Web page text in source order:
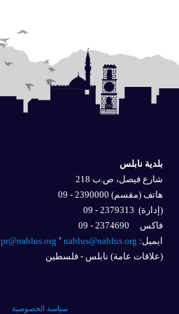
بلدية نابلس
شارع فيصل، ص.ب 218
هاتف (مقسم) 2390000 - 09
(إدارة)2379313 - 09
فاكس 2374690 - 09
ايميل: nablus@nablus.org٬
pr@nablus.org
(علاقات عامة) نابلس - فلسطين
سياسة الخصوصية